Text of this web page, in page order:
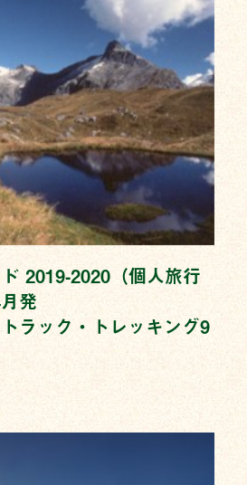
2019-2020（個人旅行
発
ラック・トレッキング9